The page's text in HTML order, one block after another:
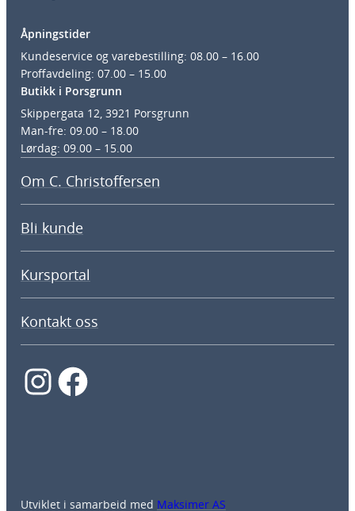
Åpningstider
Kundeservice og varebestilling: 08.00 – 16.00
Proffavdeling: 07.00 – 15.00
Butikk i Porsgrunn
Skippergata 12, 3921 Porsgrunn
Man-fre: 09.00 – 18.00
Lørdag: 09.00 – 15.00
Om C. Christoffersen
Bli kunde
Kursportal
Kontakt oss
InstagramFacebook
Utviklet i samarbeid med Maksimer AS